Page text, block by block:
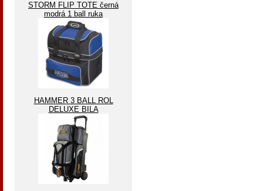
STORM FLIP TOTE černá
modrá 1 ball ruka
HAMMER 3 BALL ROL
DELUXE BILA